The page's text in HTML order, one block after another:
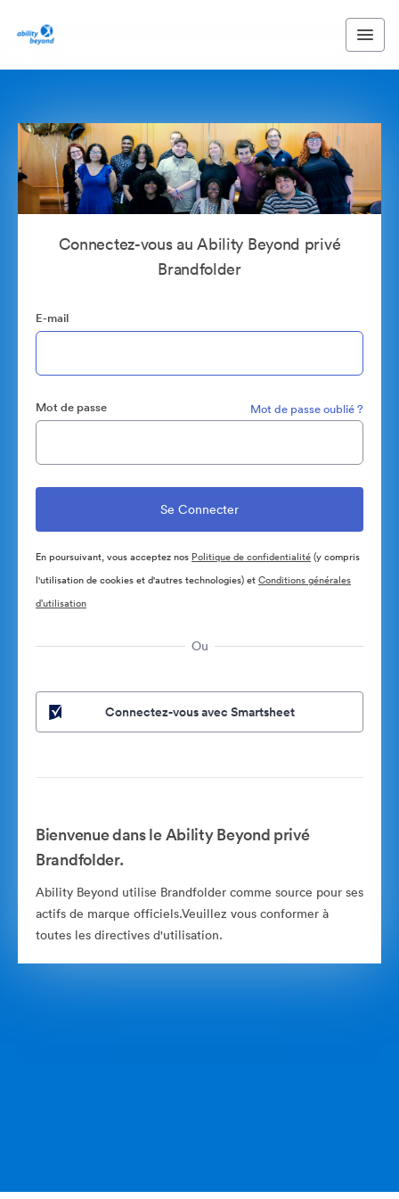
Connectez-vous au Ability Beyond privé
Brandfolder
E-mail
Mot de passe Mot de passe oublié ?
En poursuivant, vous acceptez nos Politique de confidentialité(y compris
l'utilisation de cookies et d'autres technologies) etConditions générales
d’utilisation
Ou
Connectez-vous avec Smartsheet
Bienvenue dans le Ability Beyond privé
Brandfolder.
Ability Beyond utilise Brandfolder comme source pour ses
actifs de marque officiels.Veuillez vous conformer à
toutes les directives d'utilisation.